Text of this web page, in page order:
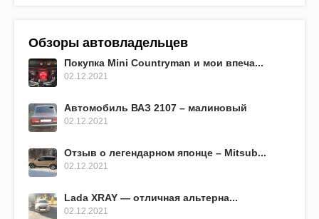
Обзоры автовладельцев
Покупка Mini Countryman и мои впеча...
02.12.2021
Автомобиль ВАЗ 2107 – малиновый
02.12.2021
Отзыв о легендарном японце – Mitsub...
02.12.2021
Lada XRAY — отличная альтерна...
02.12.2021